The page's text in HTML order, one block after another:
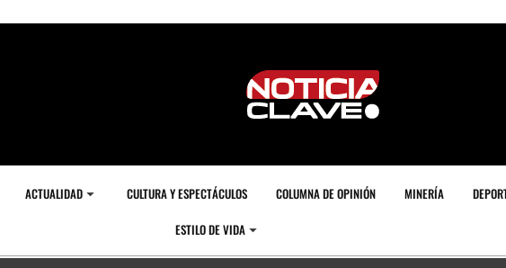
ACTUALIDAD CULTURA Y ESPECTÁCULOS COLUMNA DE OPINIÓN MINERÍA
ESTILO DE VIDA